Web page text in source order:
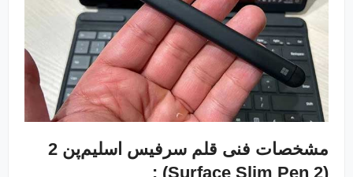
مشخصات فنی قلم سرفیس اسلیم‌پن 2